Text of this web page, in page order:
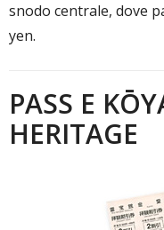
snodo centrale, dove
yen.
PASS E
HERITAGE